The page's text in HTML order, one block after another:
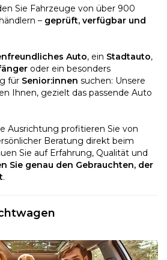
Sie Fahrzeuge von über 900
– geprüft, verfügbar und
Auto, ein Stadtauto,
oder ein besonders
für Senior:innen suchen: Unsere
Ihnen, gezielt das passende Auto
Ausrichtung profitieren Sie von
Beratung direkt beim
Sie auf Erfahrung, Qualität und
Sie genau den Gebrauchten, der
.